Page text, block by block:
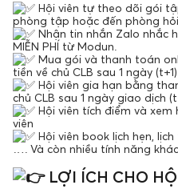
Hội viên tự theo dõi gói
phòng tập hoặc đến phòng hỏi.
Nhận tin nhắn Zalo nhắc
MIỄN PHÍ từ Modun.
Mua gói và thanh toán
tiền về chủ CLB sau 1 ngày (t+1)
Hội viên gia hạn bằng
chủ CLB sau 1 ngày giao dịch
Hội viên tích điểm và
viên
Hội viên book lịch hẹn,
…. Và còn nhiều tính năng
LỢI ÍCH CHO